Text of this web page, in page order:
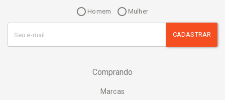
Homem Mulher
CADASTRAR
Comprando
Marcas